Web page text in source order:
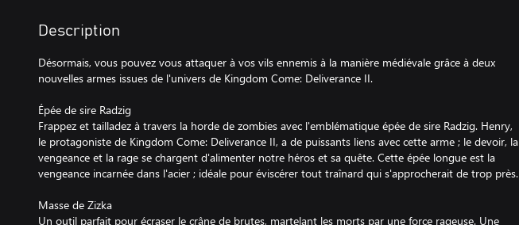
Description
Désormais, vous pouvez vous attaquer à vos vils ennemis à la manière médiévale grâce à deux
nouvelles armes issues de l'univers de Kingdom Come: Deliverance II.
Épée de sire Radzig
Frappez et tailladez à travers la horde de zombies avec l'emblématique épée de sire Radzig. Henry,
le protagoniste de Kingdom Come: Deliverance II, a de puissants liens avec cette arme ; le devoir, la
vengeance et la rage se chargent d'alimenter notre héros et sa quête. Cette épée longue est la
vengeance incarnée dans l'acier ; idéale pour éviscérer tout traînard qui s'approcherait de trop près.
Masse de Zizka
Un outil parfait pour écraser le crâne de brutes, martelant les morts par une force rageuse. Une